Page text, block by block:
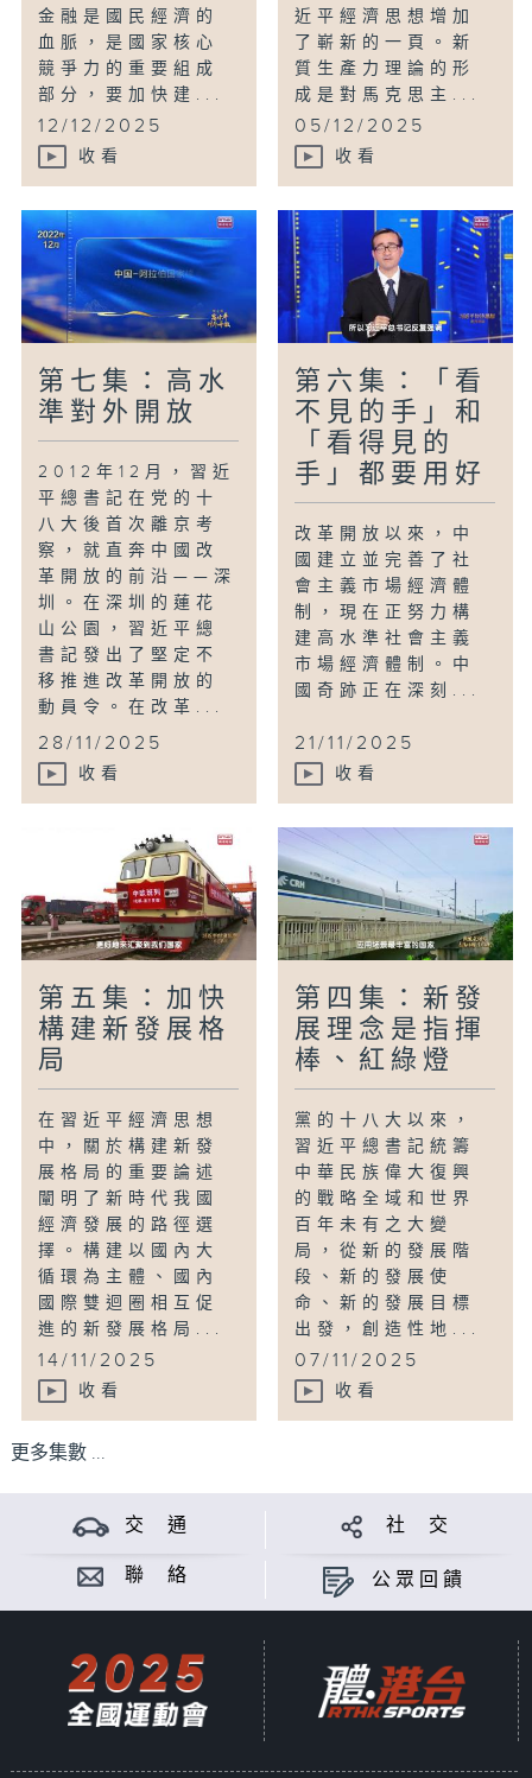
金融是國民經濟的
血脈，是國家核心
競爭力的重要組成
部分，要加快建...
12/12/2025
收看
近平經濟思想增加
了嶄新的一頁。新
質生產力理論的形
成是對馬克思主...
05/12/2025
收看
第七集：高水
準對外開放
2012年12月，習近
平總書記在党的十
八大後首次離京考
察，就直奔中國改
革開放的前沿——深
圳。在深圳的蓮花
山公園，習近平總
書記發出了堅定不
移推進改革開放的
動員令。在改革...
28/11/2025
收看
第六集：「看
不見的手」和
「看得見的
手」都要用好
改革開放以來，中
國建立並完善了社
會主義市場經濟體
制，現在正努力構
建高水準社會主義
市場經濟體制。中
國奇跡正在深刻...
21/11/2025
收看
第五集：加快
構建新發展格
局
在習近平經濟思想
中，關於構建新發
展格局的重要論述
闡明了新時代我國
經濟發展的路徑選
擇。構建以國內大
循環為主體、國內
國際雙迴圈相互促
進的新發展格局...
14/11/2025
收看
第四集：新發
展理念是指揮
棒、紅綠燈
黨的十八大以來，
習近平總書記統籌
中華民族偉大復興
的戰略全域和世界
百年未有之大變
局，從新的發展階
段、新的發展使
命、新的發展目標
出發，創造性地...
07/11/2025
收看
更多集數 ...
交 通 社 交
聯 絡 公眾回饋